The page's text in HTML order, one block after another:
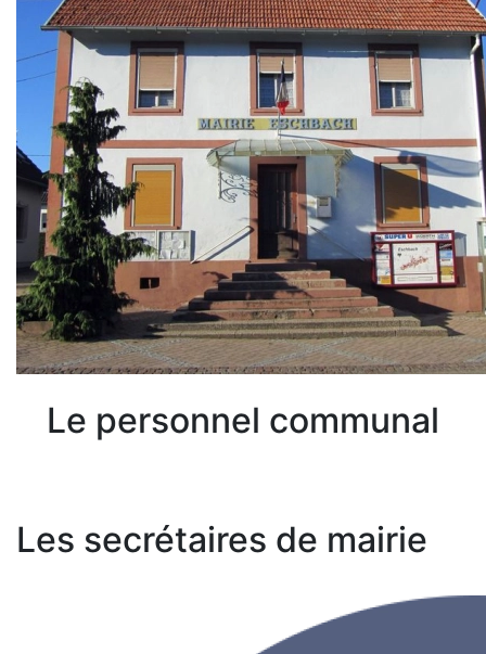
Le personnel communal
Les secrétaires de mairie